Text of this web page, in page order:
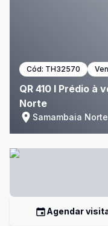
Cód: TH32570
QR 410 I Prédio à
Norte
Samambaia
Agendar